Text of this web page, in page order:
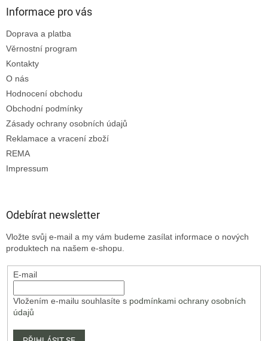
Informace pro vás
Doprava a platba
Věrnostní program
Kontakty
O nás
Hodnocení obchodu
Obchodní podmínky
Zásady ochrany osobních údajů
Reklamace a vracení zboží
REMA
Impressum
Odebírat newsletter
Vložte svůj e-mail a my vám budeme zasílat informace o nových
produktech na našem e-shopu.
E-mail
Vložením e-mailu souhlasíte s podmínkami ochrany osobních
údajů